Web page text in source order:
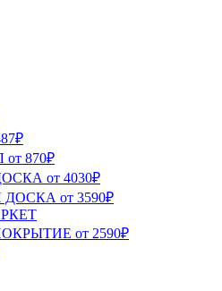
870₽
от 4030₽
от 3590₽
от 2590₽